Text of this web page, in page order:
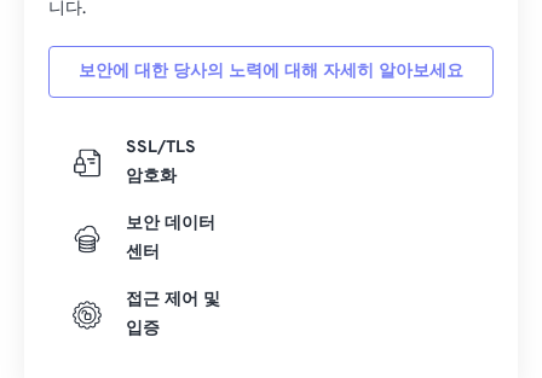
니다.
보안에 대한 당사의 노력에 대해 자세히 알아보세요
SSL/TLS
암호화
보안 데이터
센터
접근 제어 및
입증